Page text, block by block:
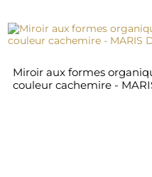
Miroir aux formes
couleur cachemire -